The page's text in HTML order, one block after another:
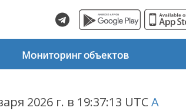
Мониторинг объектов
2026 г. в 19:37:13 UTCA